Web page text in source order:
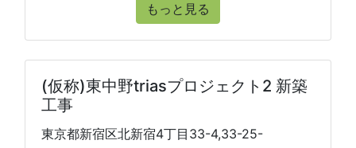
もっと見る
(仮称)東中野triasプロジェクト2 新築
工事
東京都新宿区北新宿4丁目33-4,33-25-